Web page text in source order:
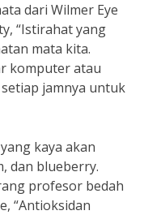
dari Wilmer Eye
“Istirahat yang
mata kita.
komputer atau
jamnya untuk
kaya akan
dan blueberry.
profesor bedah
“Antioksidan